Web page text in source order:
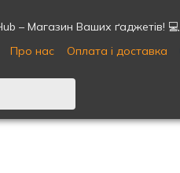
– Магазин Ваших ґаджетів! 💻
Про нас Оплата і доставка